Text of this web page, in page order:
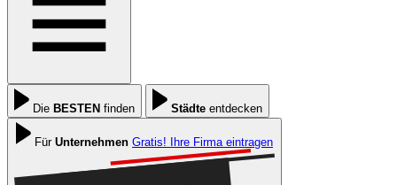
Die BESTEN finden Städte entdecken
Für Unternehmen Gratis! Ihre Firma eintragen